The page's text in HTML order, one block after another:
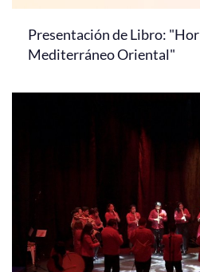
Presentación de Libro:
Mediterráneo Oriental"